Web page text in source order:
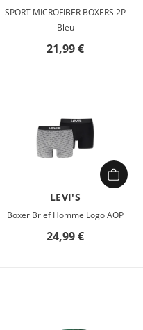
SPORT MICROFIBER BOXERS 2P
Bleu
21,99 €
LEVI'S
Boxer Brief Homme Logo AOP
24,99 €